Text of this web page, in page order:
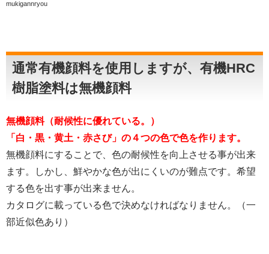
mukigannryou
通常有機顔料を使用しますが、有機HRC
樹脂塗料は無機顔料
無機顔料（耐候性に優れている。）
「白・黒・黄土・赤さび」の４つの色で色を作ります。
無機顔料にすることで、色の耐候性を向上させる事が出来
ます。しかし、鮮やかな色が出にくいのが難点です。希望
する色を出す事が出来ません。
カタログに載っている色で決めなければなりません。（一
部近似色あり）